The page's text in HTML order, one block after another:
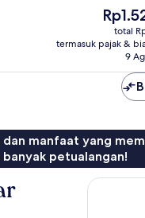
Harga
sekarang
total
termasuk pajak &
9
manfaat yang
petualangan!